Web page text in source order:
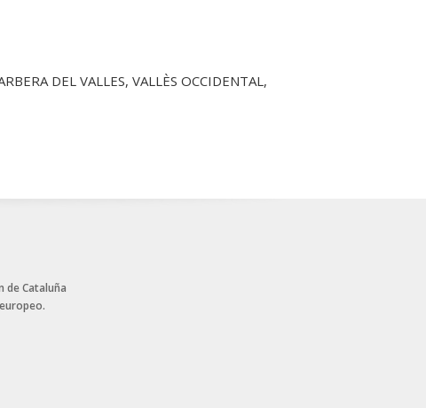
DEL VALLES, VALLÈS OCCIDENTAL,
de Cataluña